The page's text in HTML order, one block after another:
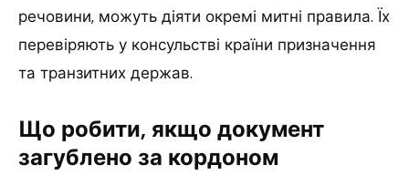
речовини, можуть діяти окремі митні правила. Їх
перевіряють у консульстві країни призначення
та транзитних держав.
Що робити, якщо документ
загублено за кордоном